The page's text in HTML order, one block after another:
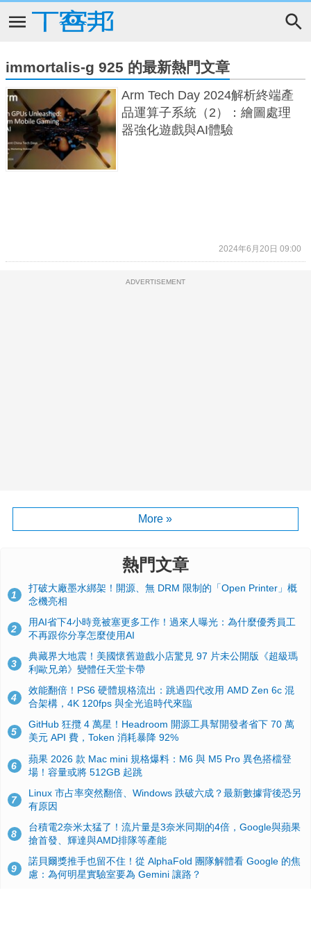
immortalis-g 925 的最新熱門文章
Arm Tech Day 2024解析終端產
品運算子系統（2）：繪圖處理
器強化遊戲與AI體驗
2024年6月20日 09:00
ADVERTISEMENT
More »
熱門文章
1
打破大廠墨水綁架！開源、無 DRM 限制的「Open Printer」概
念機亮相
2
用AI省下4小時竟被塞更多工作！過來人曝光：為什麼優秀員工
不再跟你分享怎麼使用AI
3
典藏界大地震！美國懷舊遊戲小店驚見 97 片未公開版《超級瑪
利歐兄弟》變體任天堂卡帶
4
效能翻倍！PS6 硬體規格流出：跳過四代改用 AMD Zen 6c 混
合架構，4K 120fps 與全光追時代來臨
5
GitHub 狂攬 4 萬星！Headroom 開源工具幫開發者省下 70 萬
美元 API 費，Token 消耗暴降 92%
6
蘋果 2026 款 Mac mini 規格爆料：M6 與 M5 Pro 異色搭檔登
場！容量或將 512GB 起跳
7
Linux 市占率突然翻倍、Windows 跌破六成？最新數據背後恐另
有原因
8
台積電2奈米太猛了！流片量是3奈米同期的4倍，Google與蘋果
搶首發、輝達與AMD排隊等產能
9
諾貝爾獎推手也留不住！從 AlphaFold 團隊解體看 Google 的焦
慮：為何明星實驗室要為 Gemini 讓路？